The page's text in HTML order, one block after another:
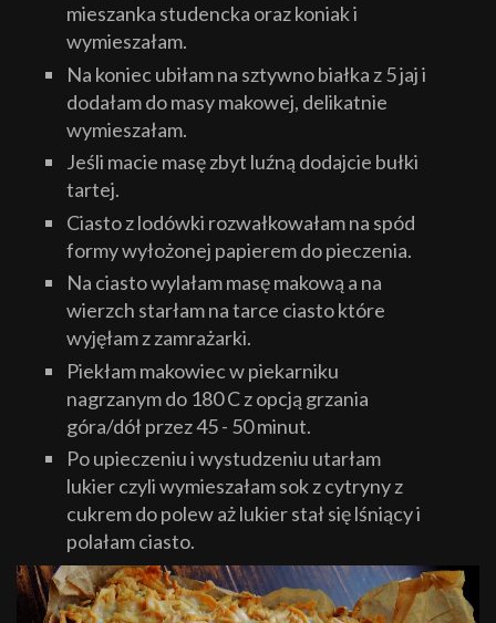
mieszanka studencka oraz koniak i
wymieszałam.
Na koniec ubiłam na sztywno białka z 5 jaj i
dodałam do masy makowej, delikatnie
wymieszałam.
Jeśli macie masę zbyt luźną dodajcie bułki
tartej.
Ciasto z lodówki rozwałkowałam na spód
formy wyłożonej papierem do pieczenia.
Na ciasto wylałam masę makową a na
wierzch starłam na tarce ciasto które
wyjęłam z zamrażarki.
Piekłam makowiec w piekarniku
nagrzanym do 180 C z opcją grzania
góra/dół przez 45 - 50 minut.
Po upieczeniu i wystudzeniu utarłam
lukier czyli wymieszałam sok z cytryny z
cukrem do polew aż lukier stał się lśniący i
polałam ciasto.